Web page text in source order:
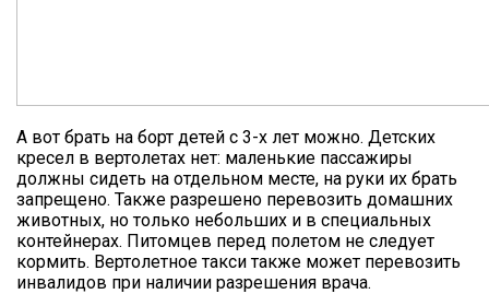
А вот брать на борт детей с 3-х лет можно. Детских
кресел в вертолетах нет: маленькие пассажиры
должны сидеть на отдельном месте, на руки их брать
запрещено. Также разрешено перевозить домашних
животных, но только небольших и в специальных
контейнерах. Питомцев перед полетом не следует
кормить. Вертолетное такси также может перевозить
инвалидов при наличии разрешения врача.